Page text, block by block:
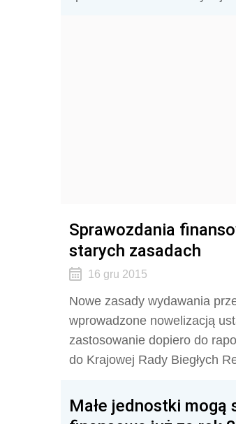
Sprawozdania
starych zasadach
16 gru 2015
Nowe zasady wydawania
wprowadzone nowelizacją
zastosowanie dopiero do
do Krajowej Rady Biegłych
Małe jednostki